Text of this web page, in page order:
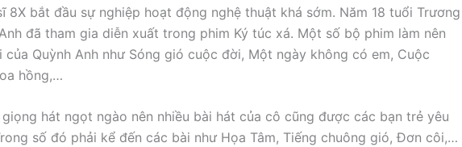
8X bắt đầu sự nghiệp hoạt động nghệ thuật khá sớm. Năm 18 tuổi Trương
đã tham gia diễn xuất trong phim Ký túc xá. Một số bộ phim làm nên
của Quỳnh Anh như Sóng gió cuộc đời, Một ngày không có em, Cuộc
hồng,…
giọng hát ngọt ngào nên nhiều bài hát của cô cũng được các bạn trẻ yêu
số đó phải kể đến các bài như Họa Tâm, Tiếng chuông gió, Đơn côi,…